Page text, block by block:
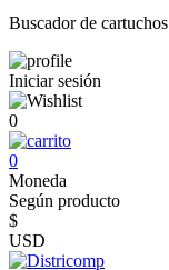
Buscador de cartuchos
Iniciar sesión
0
0
Moneda
Según producto
$
USD